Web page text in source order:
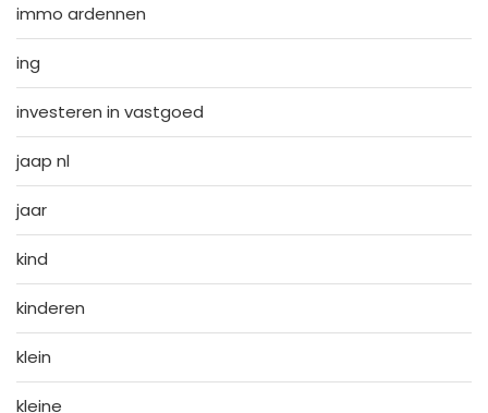
immo ardennen
ing
investeren in vastgoed
jaap nl
jaar
kind
kinderen
klein
kleine